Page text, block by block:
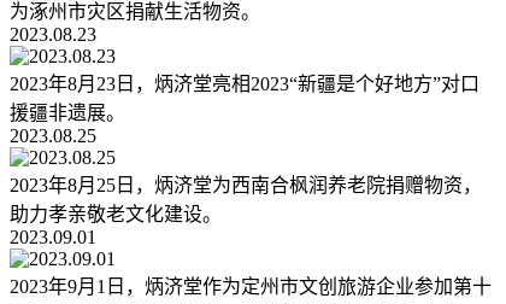
为涿州市灾区捐献生活物资。
2023.08.23
2023年8月23日，炳济堂亮相2023“新疆是个好地方”对口
援疆非遗展。
2023.08.25
2023年8月25日，炳济堂为西南合枫润养老院捐赠物资，
助力孝亲敬老文化建设。
2023.09.01
2023年9月1日，炳济堂作为定州市文创旅游企业参加第十